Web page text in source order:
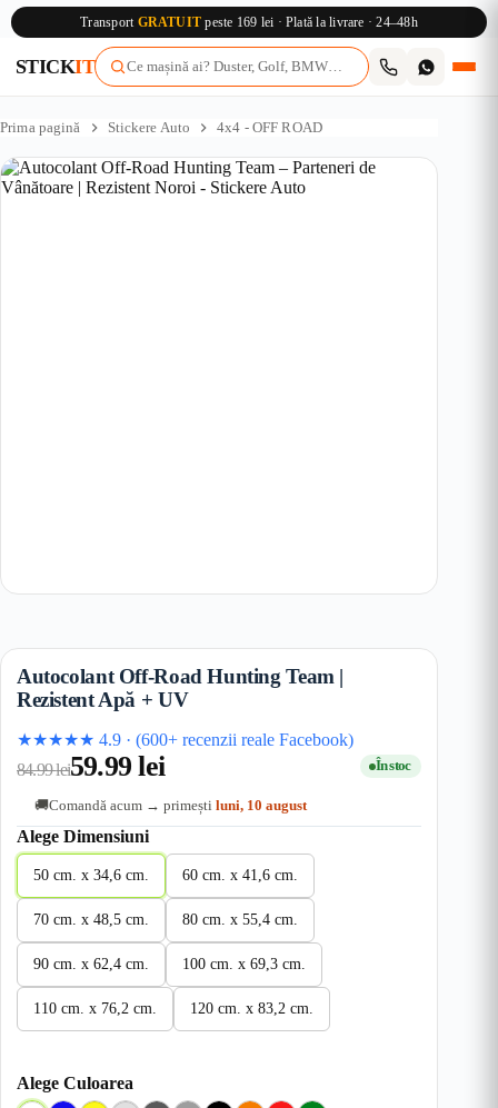
Transport GRATUIT peste 169 lei · Plată la livrare · 24–48h
STICKIT
la
Prima pagină Stickere Auto 4x4 - OFF ROAD
Autocolant Off-Road Hunting Team |
Rezistent Apă + UV
★★★★★ 4.9 · (600+ recenzii reale Facebook)
84.99lei59.99lei În stoc
🚚Comandă acum → primești luni, 10 august
Alege Dimensiuni
50 cm. x 34,6 cm. 60 cm. x 41,6 cm.
70 cm. x 48,5 cm. 80 cm. x 55,4 cm.
90 cm. x 62,4 cm. 100 cm. x 69,3 cm.
110 cm. x 76,2 cm. 120 cm. x 83,2 cm.
Alege Culoarea